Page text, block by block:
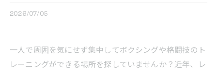
2026/07/05
一人で周囲を気にせず集中してボクシングや格闘技のト
レーニングができる場所を探していませんか？近年、レ